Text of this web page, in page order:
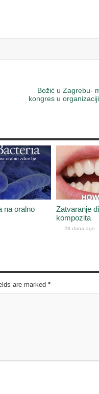
Božić u Zagrebu-
kongres u
na oralno
Zatvaranje
kompozita
28 dana ago
are marked *